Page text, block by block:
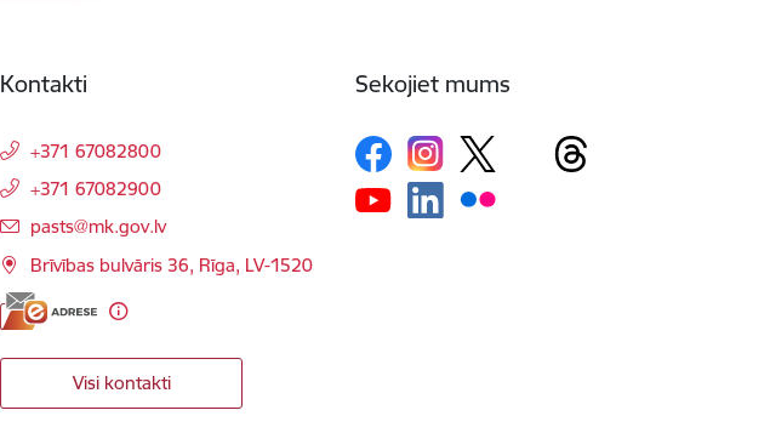
Kontakti
+371 67082800
+371 67082900
E-pasts:
pasts@mk.gov.lv
Brīvības bulvāris 36, Rīga, LV-1520
Visi kontakti
Sekojiet mums